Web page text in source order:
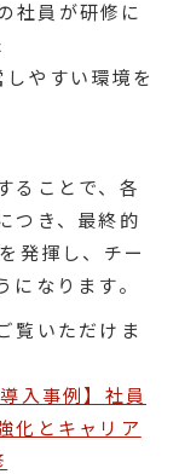
社員が研修に
やすい環境を
ることで、各
つき、最終的
発揮し、チー
なります。
覧いただけま
入事例】社員
化とキャリア